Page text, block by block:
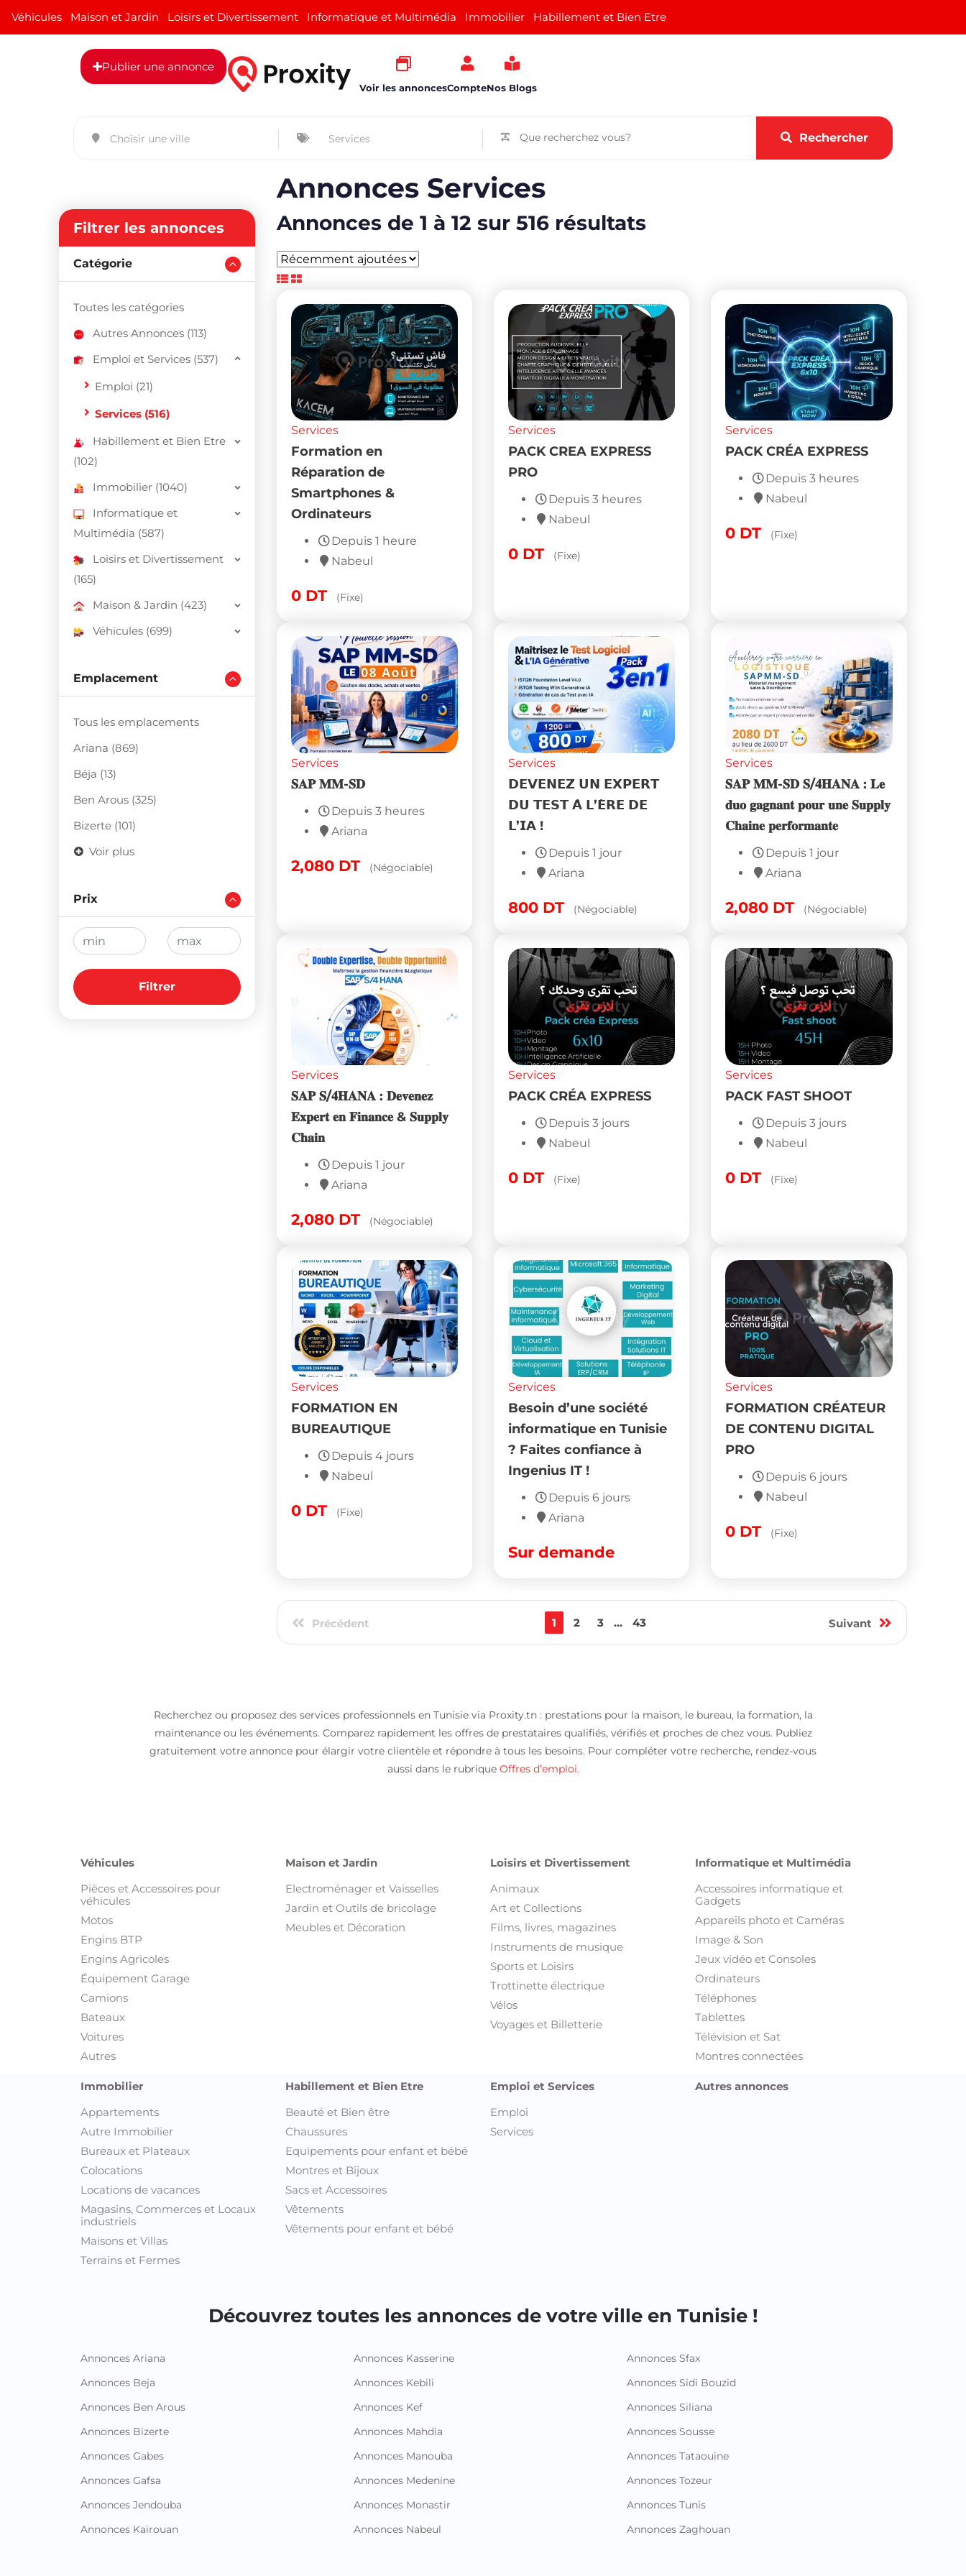
Véhicules Maison et Jardin Loisirs et Divertissement Informatique et Multimédia Immobilier Habillement et Bien Etre
Publier une annonce
Voir les annoncesCompteNos Blogs
Rechercher
Filtrer les annonces
Catégorie
Toutes les catégories
Autres Annonces (113)
Emploi et Services (537)
Emploi (21)
Services (516)
Habillement et Bien Etre
(102)
Immobilier (1040)
Informatique et
Multimédia (587)
Loisirs et Divertissement
(165)
Maison & Jardin (423)
Véhicules (699)
Emplacement
Tous les emplacements
Ariana (869)
Béja (13)
Ben Arous (325)
Bizerte (101)
Voir plus
Prix
Filtrer
Annonces Services
Annonces de 1 à 12 sur 516 résultats
Services
Formation en
Réparation de
Smartphones &
Ordinateurs
Depuis 1 heure
Nabeul
0 DT (Fixe)
Services
PACK CREA EXPRESS
PRO
Depuis 3 heures
Nabeul
0 DT (Fixe)
Services
PACK CRÉA EXPRESS
Depuis 3 heures
Nabeul
0 DT (Fixe)
Services
𝐒𝐀𝐏 𝐌𝐌-𝐒𝐃
Depuis 3 heures
Ariana
2,080 DT (Négociable)
Services
𝗗𝗘𝗩𝗘𝗡𝗘𝗭 𝗨𝗡 𝗘𝗫𝗣𝗘𝗥𝗧
𝗗𝗨 𝗧𝗘𝗦𝗧 𝗔̀ 𝗟’𝗘̀𝗥𝗘 𝗗𝗘
𝗟’𝗜𝗔 !
Depuis 1 jour
Ariana
800 DT (Négociable)
Services
𝐒𝐀𝐏 𝐌𝐌-𝐒𝐃 𝐒/𝟒𝐇𝐀𝐍𝐀 : 𝐋𝐞
𝐝𝐮𝐨 𝐠𝐚𝐠𝐧𝐚𝐧𝐭 𝐩𝐨𝐮𝐫 𝐮𝐧𝐞 𝐒𝐮𝐩𝐩𝐥𝐲
𝐂𝐡𝐚𝐢𝐧𝐞 𝐩𝐞𝐫𝐟𝐨𝐫𝐦𝐚𝐧𝐭𝐞
Depuis 1 jour
Ariana
2,080 DT (Négociable)
Services
𝐒𝐀𝐏 𝐒/𝟒𝐇𝐀𝐍𝐀 : 𝐃𝐞𝐯𝐞𝐧𝐞𝐳
𝐄𝐱𝐩𝐞𝐫𝐭 𝐞𝐧 𝐅𝐢𝐧𝐚𝐧𝐜𝐞 & 𝐒𝐮𝐩𝐩𝐥𝐲
𝐂𝐡𝐚𝐢𝐧
Depuis 1 jour
Ariana
2,080 DT (Négociable)
Services
PACK CRÉA EXPRESS
Depuis 3 jours
Nabeul
0 DT (Fixe)
Services
PACK FAST SHOOT
Depuis 3 jours
Nabeul
0 DT (Fixe)
Services
FORMATION EN
BUREAUTIQUE
Depuis 4 jours
Nabeul
0 DT (Fixe)
Services
Besoin d’une société
informatique en Tunisie
? Faites confiance à
Ingenius IT !
Depuis 6 jours
Ariana
Sur demande
Services
FORMATION CRÉATEUR
DE CONTENU DIGITAL
PRO
Depuis 6 jours
Nabeul
0 DT (Fixe)
Précédent 1 2 3 ... 43 Suivant
Recherchez ou proposez des services professionnels en Tunisie via Proxity.tn : prestations pour la maison, le bureau, la formation, la
maintenance ou les événements. Comparez rapidement les offres de prestataires qualifiés, vérifiés et proches de chez vous. Publiez
gratuitement votre annonce pour élargir votre clientèle et répondre à tous les besoins. Pour compléter votre recherche, rendez-vous
aussi dans le rubrique Offres d’emploi.
Véhicules
Pièces et Accessoires pour
véhicules
Motos
Engins BTP
Engins Agricoles
Équipement Garage
Camions
Bateaux
Voitures
Autres
Maison et Jardin
Electroménager et Vaisselles
Jardin et Outils de bricolage
Meubles et Décoration
Loisirs et Divertissement
Animaux
Art et Collections
Films, livres, magazines
Instruments de musique
Sports et Loisirs
Trottinette électrique
Vélos
Voyages et Billetterie
Informatique et Multimédia
Accessoires informatique et
Gadgets
Appareils photo et Caméras
Image & Son
Jeux vidéo et Consoles
Ordinateurs
Téléphones
Tablettes
Télévision et Sat
Montres connectées
Immobilier
Appartements
Autre Immobilier
Bureaux et Plateaux
Colocations
Locations de vacances
Magasins, Commerces et Locaux
industriels
Maisons et Villas
Terrains et Fermes
Habillement et Bien Etre
Beauté et Bien être
Chaussures
Equipements pour enfant et bébé
Montres et Bijoux
Sacs et Accessoires
Vêtements
Vêtements pour enfant et bébé
Emploi et Services
Emploi
Services
Autres annonces
Découvrez toutes les annonces de votre ville en Tunisie !
Annonces Ariana
Annonces Beja
Annonces Ben Arous
Annonces Bizerte
Annonces Gabes
Annonces Gafsa
Annonces Jendouba
Annonces Kairouan
Annonces Kasserine
Annonces Kebili
Annonces Kef
Annonces Mahdia
Annonces Manouba
Annonces Medenine
Annonces Monastir
Annonces Nabeul
Annonces Sfax
Annonces Sidi Bouzid
Annonces Siliana
Annonces Sousse
Annonces Tataouine
Annonces Tozeur
Annonces Tunis
Annonces Zaghouan